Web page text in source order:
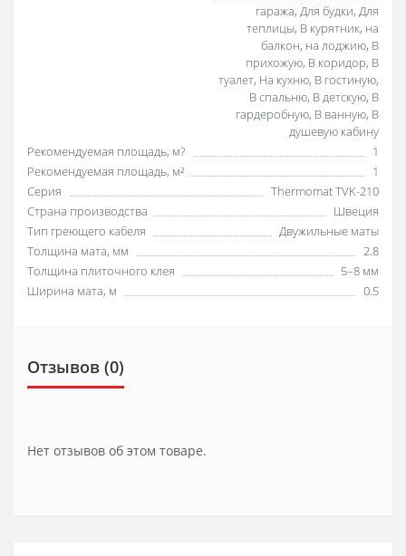
гаража, Для будки, Для
теплицы, В курятник, на
балкон, на лоджию, В
прихожую, В коридор, В
туалет, На кухню, В гостиную,
В спальню, В детскую, В
гардеробную, В ванную, В
душевую кабину
Рекомендуемая площадь, м?
1
Рекомендуемая площадь, м²
1
Серия
Thermomat TVK-210
Страна производства
Швеция
Тип греющего кабеля
Двужильные маты
Толщина мата, мм
2.8
Толщина плиточного клея
5–8 мм
Ширина мата, м
0.5
Отзывов (0)
Нет отзывов об этом товаре.